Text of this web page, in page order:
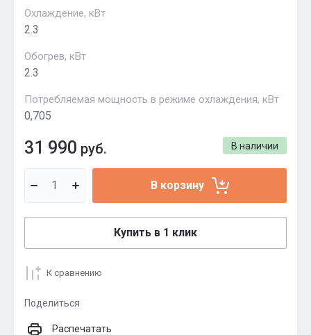
Охлаждение, кВт
2.3
Обогрев, кВт
2.3
Потребляемая мощность в режиме охлаждения, кВт
0,705
В наличии
31 990 руб.
В корзину
Купить в 1 клик
К сравнению
Поделиться
Распечатать